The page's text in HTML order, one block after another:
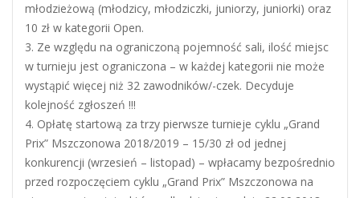
młodzieżową (młodzicy, młodziczki, juniorzy, juniorki) oraz
10 zł w kategorii Open.
3. Ze względu na ograniczoną pojemność sali, ilość miejsc
w turnieju jest ograniczona – w każdej kategorii nie może
wystąpić więcej niż 32 zawodników/-czek. Decyduje
kolejność zgłoszeń !!!
4. Opłatę startową za trzy pierwsze turnieje cyklu „Grand
Prix” Mszczonowa 2018/2019 – 15/30 zł od jednej
konkurencji (wrzesień – listopad) – wpłacamy bezpośrednio
przed rozpoczęciem cyklu „Grand Prix” Mszczonowa na